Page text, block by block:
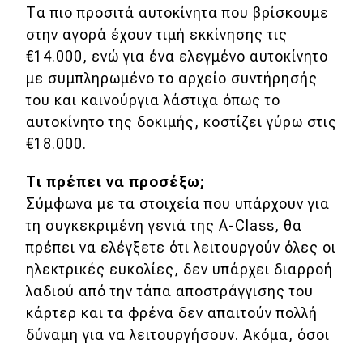
Τα πιο προσιτά αυτοκίνητα που βρίσκουμε
στην αγορά έχουν τιμή εκκίνησης τις
€14.000, ενώ για ένα ελεγμένο αυτοκίνητο
με συμπληρωμένο το αρχείο συντήρησής
του και καινούργια λάστιχα όπως το
αυτοκίνητο της δοκιμής, κοστίζει γύρω στις
€18.000.
Τι πρέπει να προσέξω;
Σύμφωνα με τα στοιχεία που υπάρχουν για
τη συγκεκριμένη γενιά της A-Class, θα
πρέπει να ελέγξετε ότι λειτουργούν όλες οι
ηλεκτρικές ευκολίες, δεν υπάρχει διαρροή
λαδιού από την τάπα αποστράγγισης του
κάρτερ και τα φρένα δεν απαιτούν πολλή
δύναμη για να λειτουργήσουν. Ακόμα, όσοι